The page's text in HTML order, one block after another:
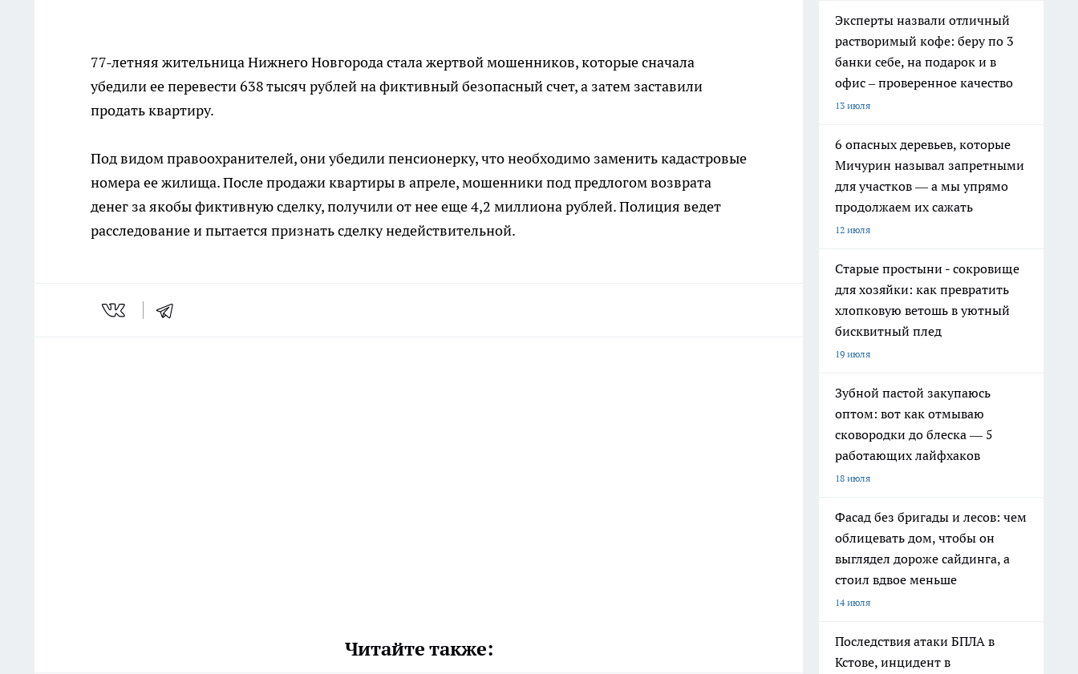
77-летняя жительница Нижнего Новгорода стала жертвой мошенников, которые сначала
убедили ее перевести 638 тысяч рублей на фиктивный безопасный счет, а затем заставили
продать квартиру.
Под видом правоохранителей, они убедили пенсионерку, что необходимо заменить кадастровые
номера ее жилища. После продажи квартиры в апреле, мошенники под предлогом возврата
денег за якобы фиктивную сделку, получили от нее еще 4,2 миллиона рублей. Полиция ведет
расследование и пытается признать сделку недействительной.
Читайте также:
Эксперты назвали отличный
растворимый кофе: беру по 3
банки себе, на подарок и в
офис – проверенное качество
13 июля
6 опасных деревьев, которые
Мичурин называл запретными
для участков — а мы упрямо
продолжаем их сажать
12 июля
Старые простыни - сокровище
для хозяйки: как превратить
хлопковую ветошь в уютный
бисквитный плед
19 июля
Зубной пастой закупаюсь
оптом: вот как отмываю
сковородки до блеска — 5
работающих лайфхаков
18 июля
Фасад без бригады и лесов: чем
облицевать дом, чтобы он
выглядел дороже сайдинга, а
стоил вдвое меньше
14 июля
Последствия атаки БПЛА в
Кстове, инцидент в